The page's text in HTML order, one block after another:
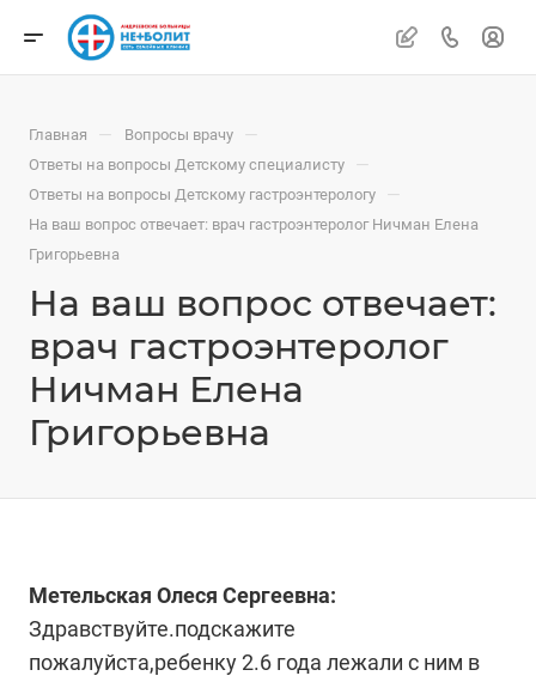
Главная — Вопросы врачу —
Ответы на вопросы Детскому специалисту —
Ответы на вопросы Детскому гастроэнтерологу —
На ваш вопрос отвечает: врач гастроэнтеролог Ничман Елена
Григорьевна
На ваш вопрос отвечает:
врач гастроэнтеролог
Ничман Елена
Григорьевна
Метельская Олеся Сергеевна:
Здравствуйте.подскажите
пожалуйста,ребенку 2.6 года лежали с ним в